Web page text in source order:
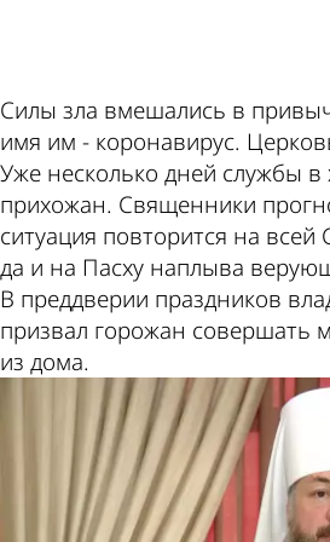
Силы зла вмешались в
имя им - коронавирус.
Уже несколько дней службы в
прихожан. Священники
ситуация повторится на всей
да и на Пасху наплыва
В преддверии праздников
призвал горожан совершать
из дома.